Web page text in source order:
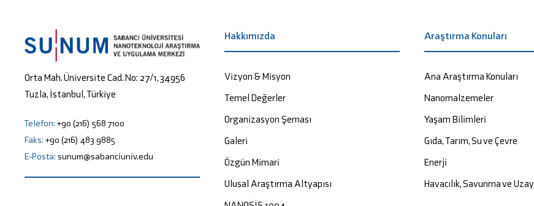
Orta Mah. Üniversite Cad. No: 27/1, 34956
Tuzla, İstanbul, Türkiye
Telefon: +90 (216) 568 7100
Faks: +90 (216) 483 9885
E-Posta: sunum@sabanciuniv.edu
Hakkımızda
Vizyon & Misyon
Temel Değerler
Organizasyon Şeması
Galeri
Özgün Mimari
Ulusal Araştırma Altyapısı
Araştırma Konuları
Ana Araştırma Konuları
Nanomalzemeler
Yaşam Bilimleri
Gıda, Tarım, Su ve Çevre
Enerji
Havacılık, Savunma ve Uzay